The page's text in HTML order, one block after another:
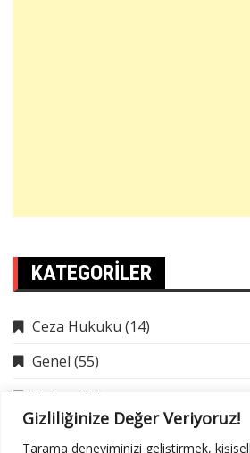
Gizliliğinize Değer Veriyoruz!
Tarama deneyiminizi geliştirmek,
KATEGORILER
Ceza Hukuku (14)
Genel (55)
Haber
(77)
İcra Hukuku (9)